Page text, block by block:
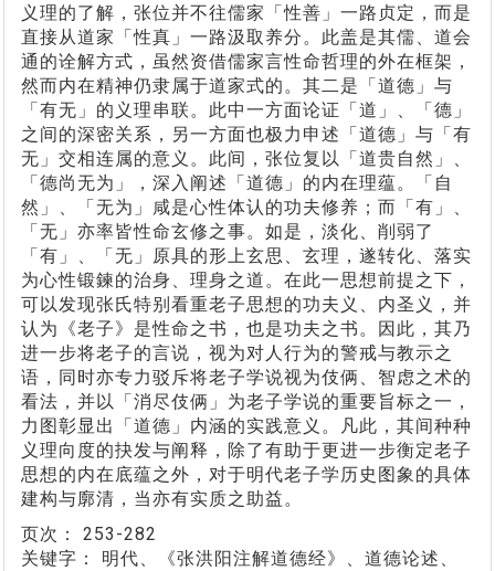
义理的了解，张位并不往儒家「性善」一路贞定，而是
直接从道家「性真」一路汲取养分。此盖是其儒、道会
通的诠解方式，虽然资借儒家言性命哲理的外在框架，
然而内在精神仍隶属于道家式的。其二是「道德」与
「有无」的义理串联。此中一方面论证「道」、「德」
之间的深密关系，另一方面也极力申述「道德」与「有
无」交相连属的意义。此间，张位复以「道贵自然」、
「德尚无为」，深入阐述「道德」的内在理蕴。「自
然」、「无为」咸是心性体认的功夫修养；而「有」、
「无」亦率皆性命玄修之事。如是，淡化、削弱了
「有」、「无」原具的形上玄思、玄理，遂转化、落实
为心性锻鍊的治身、理身之道。在此一思想前提之下，
可以发现张氏特别看重老子思想的功夫义、内圣义，并
认为《老子》是性命之书，也是功夫之书。因此，其乃
进一步将老子的言说，视为对人行为的警戒与教示之
语，同时亦专力驳斥将老子学说视为伎俩、智虑之术的
看法，并以「消尽伎俩」为老子学说的重要旨标之一，
力图彰显出「道德」内涵的实践意义。凡此，其间种种
义理向度的抉发与阐释，除了有助于更进一步衡定老子
思想的内在底蕴之外，对于明代老子学历史图象的具体
建构与廓清，当亦有实质之助益。
页次： 253-282
关键字： 明代、《张洪阳注解道德经》、道德论述、